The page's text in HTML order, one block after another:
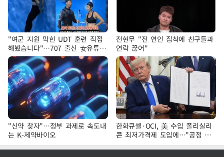
"여군 지원 막힌 UDT 훈련 직접
해봤습니다"…707 출신 女유튜버
'완벽 소화'
전현무 "전 연인 집착에 친구들과
연락 끊어"
"신약 찾자"…정부 과제로 속도내
는 K-제약바이오
한화큐셀·OCI, 美 수입 폴리실리
콘 최저가격제 도입에…"공정 경
쟁·수익성 개선 환영"